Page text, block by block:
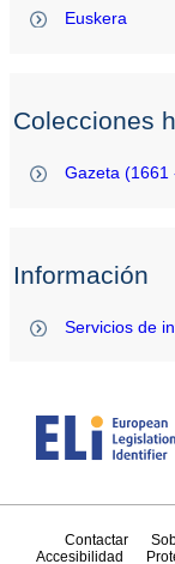
Euskera
Colecciones
Gazeta (1661
Información
Servicios de
Contactar
Accesibilidad